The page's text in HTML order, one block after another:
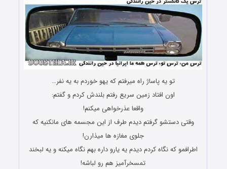
تو یه پاساژ راه میرفتم که یهو خوردم به یه نفر…
اون افتاد زمین سریع رفتم بلندش کردم و گفتم:
واقعا عذرخواهی میکنم!
وقتی دستشو گرفتم دیدم طرف از این مجسمه های مانکنیه که
جلوی مغازه ها میذارن!
اطرافمو که نگاه کردم دیدم یه یارو داره بهم نگاه میکنه و یه لبخند
تمسخرآمیز هم رو لباشه!